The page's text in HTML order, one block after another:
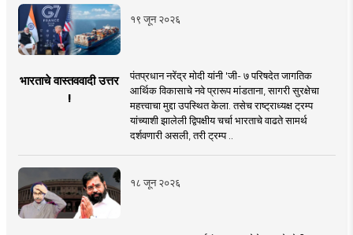
१९ जून २०२६
भारताचे वास्तववादी उत्तर
!
पंतप्रधान नरेंद्र मोदी यांनी 'जी- ७ परिषदेत जागतिक
आर्थिक विकासाचे नवे प्रारूप मांडताना, सागरी सुरक्षेचा
महत्त्वाचा मुद्दा उपस्थित केला. तसेच राष्ट्राध्यक्ष ट्रम्प
यांच्याशी झालेली द्विपक्षीय चर्चा भारताचे वाढते सामर्थ
दर्शवणारी असली, तरी ट्रम्प ..
१८ जून २०२६